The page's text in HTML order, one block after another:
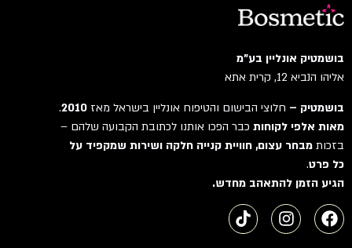
בושמטיק אונליין בע"מ
אליהו הנביא 12, קרית אתא
בושמטיק –חלוצי הבישום והטיפוח אונליין בישראל מאז2010
.
מאות אלפי לקוחותכבר הפכו אותנו לכתובת הקבועה שלהם –
בזכותמבחר עצום, חוויית קנייה חלקה ושירות שמקפיד על
כל פרט.
הגיע הזמן להתאהב מחדש.